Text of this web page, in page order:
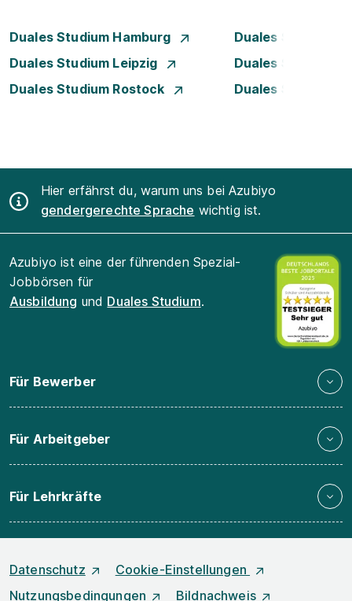
Duales Studium Hamburg
Duales Studium
Duales Studium Leipzig
Duales Studium
Duales Studium Rostock
Duales Studium
Hier erfährst du, warum uns bei Azubiyo
gendergerechte Sprache wichtig ist.
Azubiyo ist eine der führenden Spezial-
Jobbörsen für
Ausbildung und Duales Studium.
Für Bewerber
Für Arbeitgeber
Für Lehrkräfte
Datenschutz
Cookie-Einstellungen
Nutzungsbedingungen
Bildnachweis